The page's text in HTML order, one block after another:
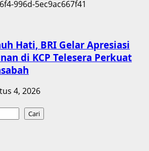
Hati, BRI Gelar Apresiasi
di KCP Telesera Perkuat
4, 2026
Cari